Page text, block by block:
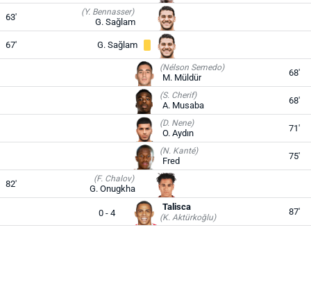
63' (Y. Bennasser)
G. Sağlam
67' G. Sağlam
(Nélson Semedo)
M. Müldür 68'
(S. Cherif)
A. Musaba 68'
(D. Nene)
O. Aydın 71'
(N. Kanté)
Fred 75'
82' (F. Chalov)
G. Onugkha
0 - 4
Talisca
(K. Aktürkoğlu)
87'